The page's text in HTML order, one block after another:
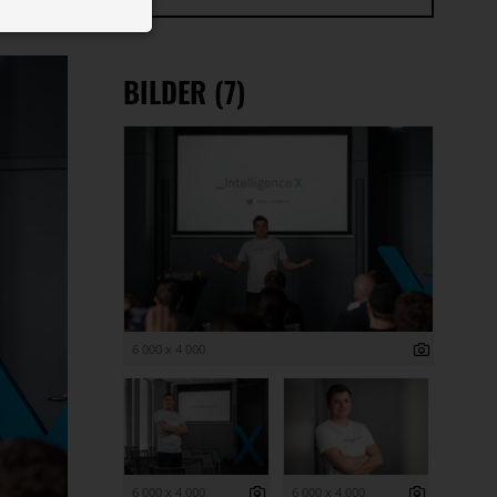
BILDER (7)
6 000 x 4 000
6 000 x 4 000 6 000 x 4 000
auf Ihrem